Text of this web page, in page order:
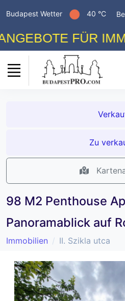
Budapest Wetter 40 °C
FÜR
Zu
98 M2 Penthouse
Panoramablick auf
Immobilien
II. Szikla utca